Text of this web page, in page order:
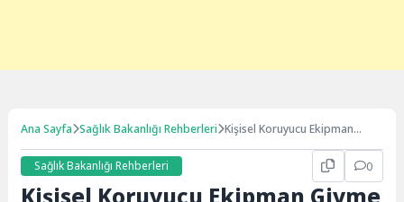
Ana Sayfa Sağlık Bakanlığı Rehberleri Kişisel Koruyucu Ekipman
Giyme ve Çıkarma Rehberi)
Sağlık Bakanlığı Rehberleri 0
Kişisel Koruyucu Ekipman Giyme